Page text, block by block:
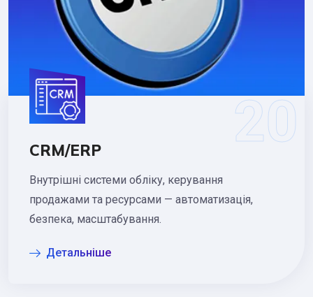
CRM/ERP
Внутрішні системи обліку, керування
продажами та ресурсами — автоматизація,
безпека, масштабування.
Детальніше